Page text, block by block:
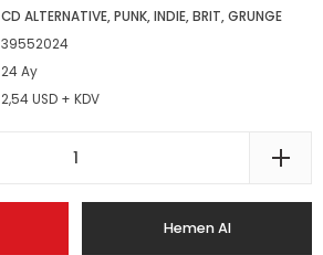
CD ALTERNATIVE, PUNK, INDIE, BRIT, GRUNGE
39552024
24 Ay
2,54 USD + KDV
Hemen Al